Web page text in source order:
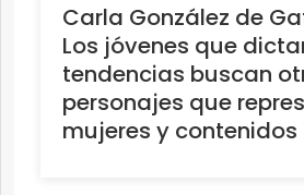
Carla González de
Los jóvenes que
tendencias buscan
personajes que
mujeres y contenidos